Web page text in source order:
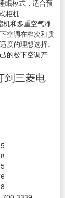
眠模式，适合预
柜机
机和多重空气净
空调在档次和质
度的理想选择。
的松下空调产
到三菱电